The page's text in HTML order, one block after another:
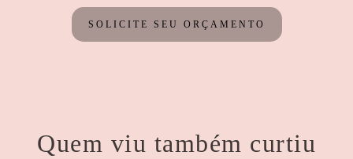
SOLICITE SEU ORÇAMENTO
Quem viu também curtiu